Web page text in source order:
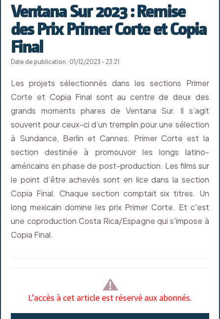
Ventana Sur 2023 : Remise
des Prix Primer Corte et Copia
Final
Date de publication : 01/12/2023 - 23:21
Les projets sélectionnés dans les sections Primer
Corte et Copia Final sont au centre de deux des
grands moments phares de Ventana Sur. Il s’agit
souvent pour ceux-ci d’un tremplin pour une sélection
à Sundance, Berlin et Cannes. Primer Corte est la
section destinée à promouvoir les longs latino-
américains en phase de post-production. Les films sur
le point d'être achevés sont en lice dans la section
Copia Final. Chaque section comptait six titres. Un
long mexicain domine les prix Primer Corte. Et c'est
une coproduction Costa Rica/Espagne qui s'impose à
Copia Final.
L’accès à cet article est réservé aux abonnés.